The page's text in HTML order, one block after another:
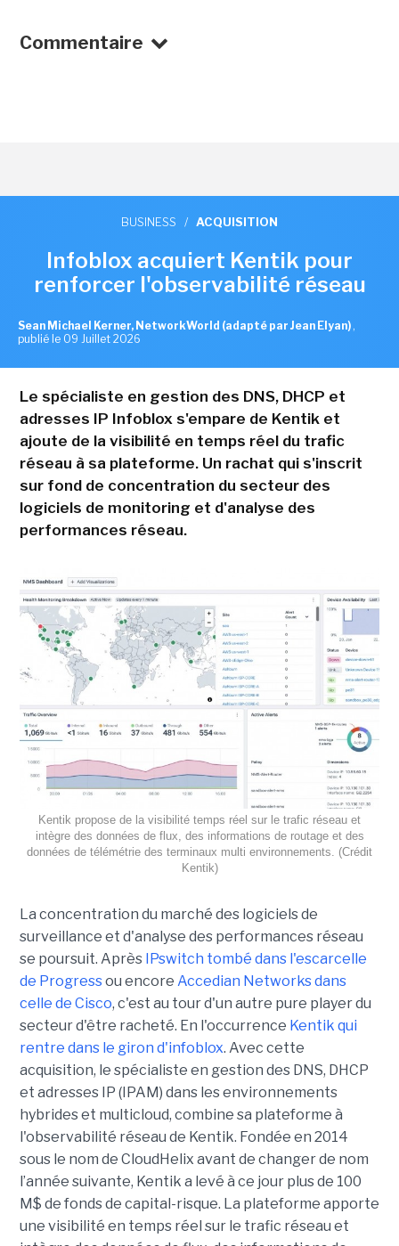
Commentaire
BUSINESS / ACQUISITION
Infoblox acquiert Kentik pour
renforcer l'observabilité réseau
Sean Michael Kerner, NetworkWorld (adapté par Jean Elyan) ,
publié le 09 Juillet 2026
Le spécialiste en gestion des DNS, DHCP et
adresses IP Infoblox s'empare de Kentik et
ajoute de la visibilité en temps réel du trafic
réseau à sa plateforme. Un rachat qui s'inscrit
sur fond de concentration du secteur des
logiciels de monitoring et d'analyse des
performances réseau.
Kentik propose de la visibilité temps réel sur le trafic réseau et
intègre des données de flux, des informations de routage et des
données de télémétrie des terminaux multi environnements. (Crédit
Kentik)
La concentration du marché des logiciels de
surveillance et d'analyse des performances réseau
se poursuit. Après IPswitch tombé dans l'escarcelle
de Progressou encore Accedian Networks dans
celle de Cisco, c'est au tour d'un autre pure player du
secteur d'être racheté. En l'occurrence Kentik qui
rentre dans le giron d'infoblox. Avec cette
acquisition, le spécialiste en gestion des DNS, DHCP
et adresses IP (IPAM) dans les environnements
hybrides et multicloud, combine sa plateforme à
l'observabilité réseau de Kentik. Fondée en 2014
sous le nom de CloudHelix avant de changer de nom
l’année suivante, Kentik a levé à ce jour plus de 100
M$ de fonds de capital-risque. La plateforme apporte
une visibilité en temps réel sur le trafic réseau et